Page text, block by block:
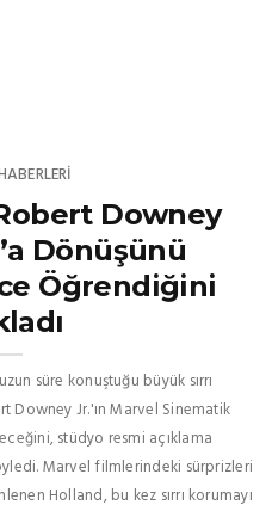
Downey
Dönüşünü
Öğrendiğini
süre konuştuğu büyük sırrı
Downey Jr.'ın Marvel Sinematik
stüdyo resmi açıklama
Marvel filmlerindeki sürprizleri
Holland, bu kez sırrı korumayı